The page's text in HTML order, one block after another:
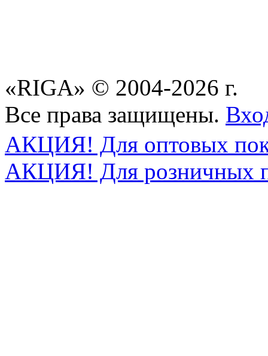
«RIGA» © 2004-2026 г.
Все права защищены.
АКЦИЯ! Для оптовых
АКЦИЯ! Для розничных